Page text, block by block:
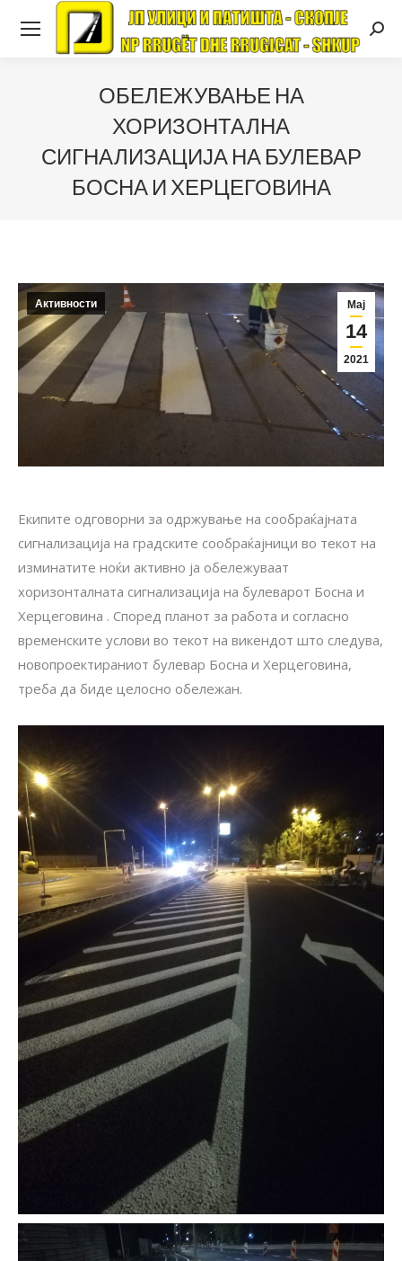
ОБЕЛЕЖУВАЊЕ НА
ХОРИЗОНТАЛНА
СИГНАЛИЗАЦИЈА НА БУЛЕВАР
БОСНА И ХЕРЦЕГОВИНА
Мај
14
2021
Активности
Екипите одговорни за одржување на сообраќајната
сигнализација на градските сообраќајници во текот на
изминатите ноќи активно ја обележуваат
хоризонталната сигнализација на булеварот Босна и
Херцеговина . Според планот за работа и согласно
временските услови во текот на викендот што следува,
новопроектираниот булевар Босна и Херцеговина,
треба да биде целосно обележан.